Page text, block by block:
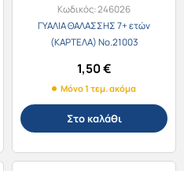
Κωδικός:246026
ΓΥΑΛΙΑ ΘΑΛΑΣΣΗΣ 7+ ετών
(ΚΑΡΤΕΛΑ) Νο.21003
1,50€
Μόνο 1 τεμ. ακόμα
Στο καλάθι